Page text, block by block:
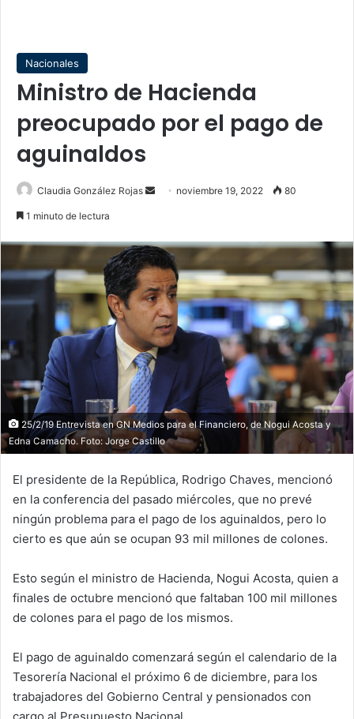
Nacionales
Ministro de Hacienda
preocupado por el pago de
aguinaldos
Claudia González Rojas
Send noviembre 19, 2022 80
1 minuto de lectura
25/2/19 Entrevista en GN Medios para el Financiero, de Nogui Acosta y
Edna Camacho. Foto: Jorge Castillo
El presidente de la República, Rodrigo Chaves, mencionó
en la conferencia del pasado miércoles, que no prevé
ningún problema para el pago de los aguinaldos, pero lo
cierto es que aún se ocupan 93 mil millones de colones.
Esto según el ministro de Hacienda, Nogui Acosta, quien a
finales de octubre mencionó que faltaban 100 mil millones
de colones para el pago de los mismos.
El pago de aguinaldo comenzará según el calendario de la
Tesorería Nacional el próximo 6 de diciembre, para los
trabajadores del Gobierno Central y pensionados con